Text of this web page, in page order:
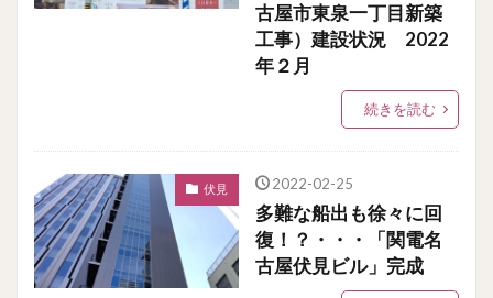
古屋市東泉一丁目新築
工事）建設状況 2022
年２月
続きを読む
伏見 2022-02-25
多難な船出も徐々に回
復！？・・・「関電名
古屋伏見ビル」完成